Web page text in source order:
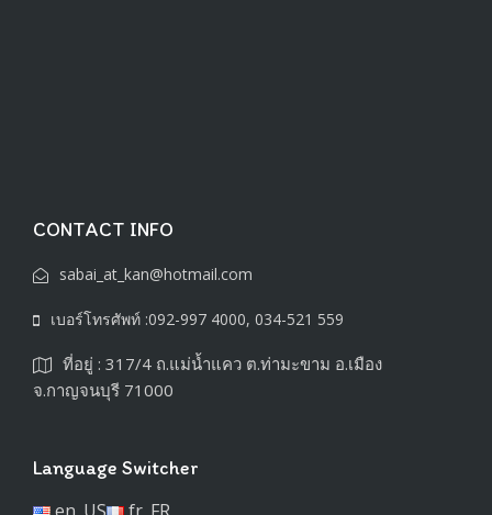
CONTACT INFO
sabai_at_kan@hotmail.com
เบอร์โทรศัพท์ :092-997 4000, 034-521 559
ที่อยู่ : 317/4 ถ.แม่น้ำแคว ต.ท่ามะขาม อ.เมือง
จ.กาญจนบุรี 71000
Language Switcher